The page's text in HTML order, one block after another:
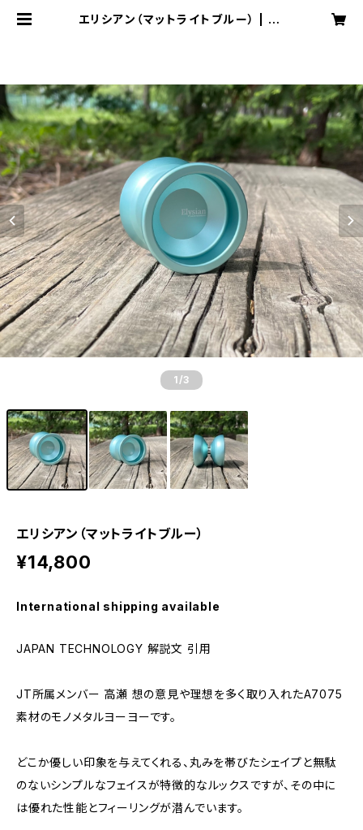
エリシアン（マットライトブルー） | yo
1 /3
エリシアン（マットライトブルー）
¥14,800
International shipping available
JAPAN TECHNOLOGY 解説文 引用
JT所属メンバー 高瀬 想の意見や理想を多く取り入れたA7075
素材のモノメタルヨーヨーです。
どこか優しい印象を与えてくれる、丸みを帯びたシェイプと無駄
のないシンプルなフェイスが特徴的なルックスですが、その中に
は優れた性能とフィーリングが潜んでいます。